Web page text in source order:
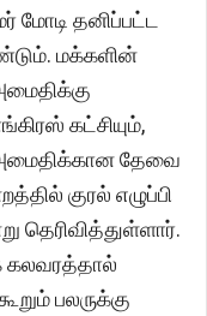
மோடி தனிப்பட்ட
மக்களின்
கட்சியும்,
அமைதிக்கான தேவை
குரல் எழுப்பி
தெரிவித்துள்ளார்.
கலவரத்தால்
பலருக்கு